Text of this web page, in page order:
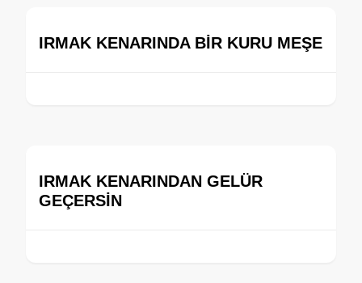
IRMAK KENARINDA BİR KURU MEŞE
IRMAK KENARINDAN GELÜR
GEÇERSİN